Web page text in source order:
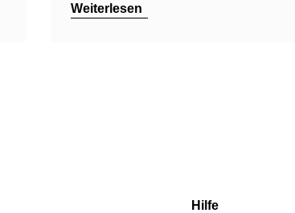
Weiterlesen
Hilfe